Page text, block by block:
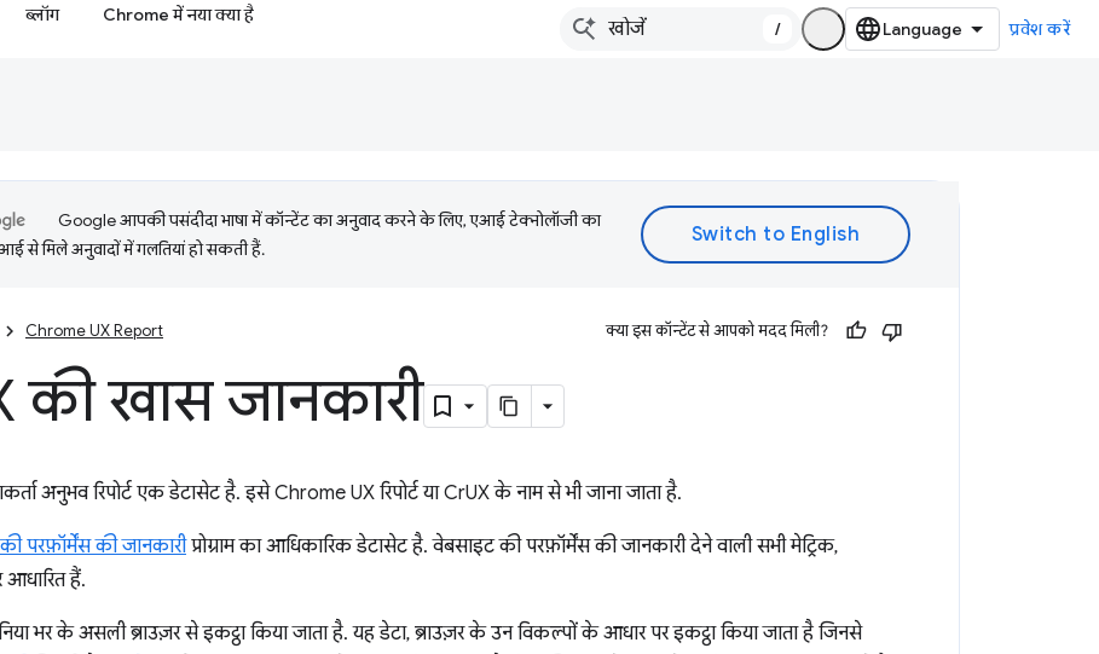
ब्लॉग Chrome में नया क्या है
/ प्रवेश करें
Google आपकी पसंदीदा भाषा में कॉन्टेंट का अनुवाद करने के लिए, एआई टेक्नोलॉजी का
से मिले अनुवादों में गलतियां हो सकती हैं.
Chrome UX Report क्या इस कॉन्टेंट से आपको मदद मिली?
की खास जानकारी
अनुभव रिपोर्ट एक डेटासेट है. इसे Chrome UX रिपोर्ट या CrUX के नाम से भी जाना जाता है.
परफ़ॉर्मेंस की जानकारीप्रोग्राम का आधिकारिक डेटासेट है. वेबसाइट की परफ़ॉर्मेंस की जानकारी देने वाली सभी मेट्रिक,
आधारित हैं.
भर के असली ब्राउज़र से इकट्ठा किया जाता है. यह डेटा, ब्राउज़र के उन विकल्पों के आधार पर इकट्ठा किया जाता है जिनसे